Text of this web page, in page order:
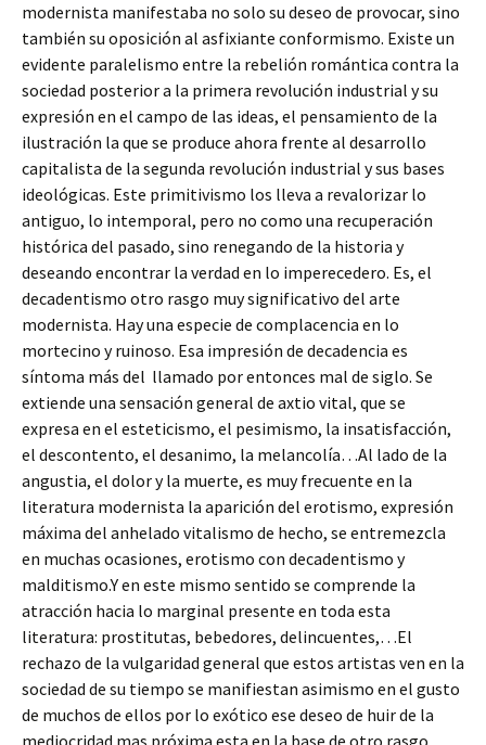
modernista manifestaba no solo su deseo de provocar, sino
también su oposición al asfixiante conformismo. Existe un
evidente paralelismo entre la rebelión romántica contra la
sociedad posterior a la primera revolución industrial y su
expresión en el campo de las ideas, el pensamiento de la
ilustración la que se produce ahora frente al desarrollo
capitalista de la segunda revolución industrial y sus bases
ideológicas. Este primitivismo los lleva a revalorizar lo
antiguo, lo intemporal, pero no como una recuperación
histórica del pasado, sino renegando de la historia y
deseando encontrar la verdad en lo imperecedero. Es, el
decadentismo otro rasgo muy significativo del arte
modernista. Hay una especie de complacencia en lo
mortecino y ruinoso. Esa impresión de decadencia es
síntoma más del llamado por entonces mal de siglo. Se
extiende una sensación general de axtio vital, que se
expresa en el esteticismo, el pesimismo, la insatisfacción,
el descontento, el desanimo, la melancolía…Al lado de la
angustia, el dolor y la muerte, es muy frecuente en la
literatura modernista la aparición del erotismo, expresión
máxima del anhelado vitalismo de hecho, se entremezcla
en muchas ocasiones, erotismo con decadentismo y
malditismo.Y en este mismo sentido se comprende la
atracción hacia lo marginal presente en toda esta
literatura: prostitutas, bebedores, delincuentes,…El
rechazo de la vulgaridad general que estos artistas ven en la
sociedad de su tiempo se manifiestan asimismo en el gusto
de muchos de ellos por lo exótico ese deseo de huir de la
mediocridad mas próxima esta en la base de otro rasgo